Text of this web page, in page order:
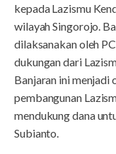
kepada Lazismu
wilayah Singorojo.
dilaksanakan oleh
dukungan dari
Banjaran ini menjadi
pembangunan
mendukung dana
Subianto.